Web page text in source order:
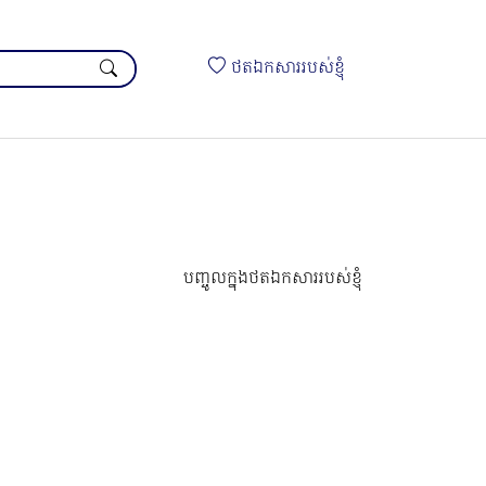
ថតឯកសាររបស់ខ្ញុំ
បញ្ចូលក្នុងថតឯកសាររបស់ខ្ញុំ